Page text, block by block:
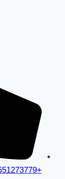
+201551273779